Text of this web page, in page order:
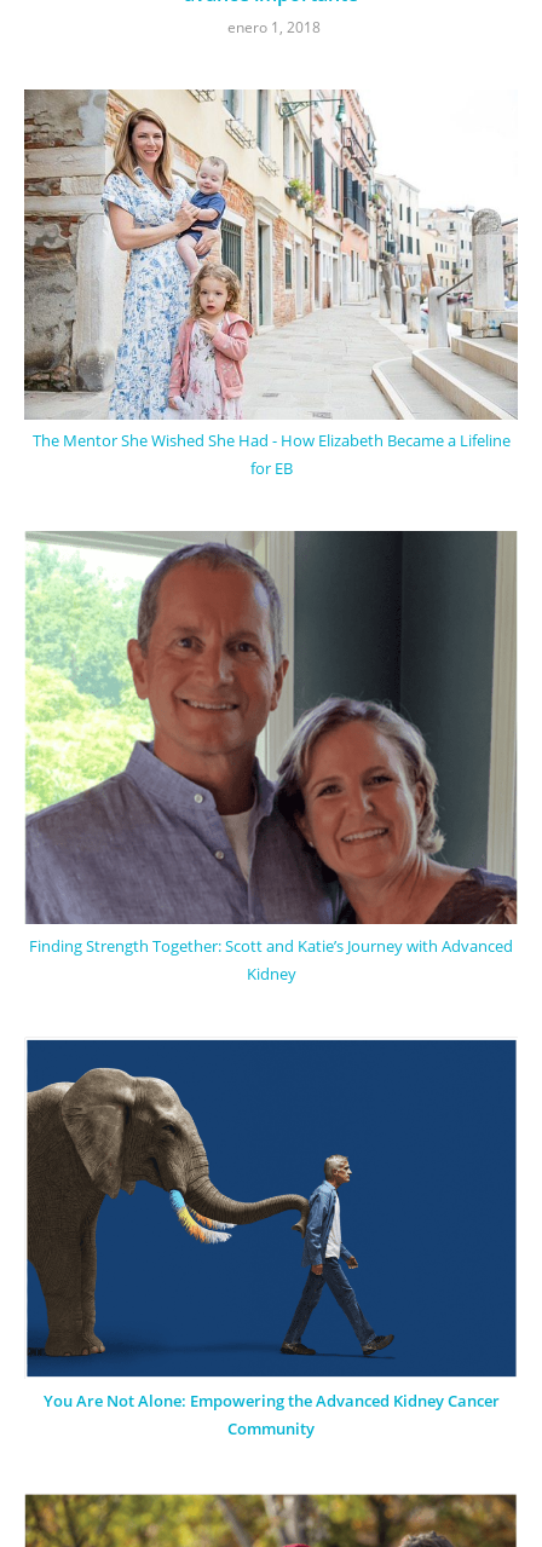
enero 1, 2018
The Mentor She Wished She Had - How Elizabeth Became a Lifeline
for EB
Finding Strength Together: Scott and Katie’s Journey with Advanced
Kidney
You Are Not Alone: Empowering the Advanced Kidney Cancer
Community